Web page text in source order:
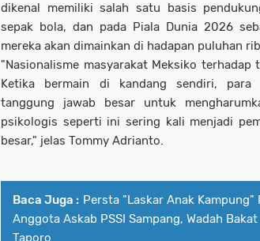
dikenal memiliki salah satu basis
sepak bola, dan pada Piala Dunia 2026
mereka akan dimainkan di hadapan puluhan
"Nasionalisme masyarakat Meksiko
Ketika bermain di kandang sendiri, para
tanggung jawab besar untuk
psikologis seperti ini sering kali menjadi
besar," jelas Tommy Adrianto.
Baca Juga : Persta "Laskar Anak Kampung"
Anggota Askab PSSI Sampang, Wadah
Taporo